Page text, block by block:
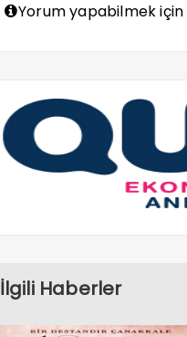
Yorum yapabilmek için
İlgili Haberler